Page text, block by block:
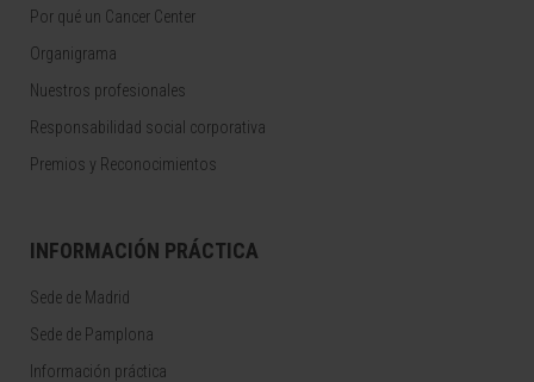
Por qué un Cancer Center
Organigrama
Nuestros profesionales
Responsabilidad social corporativa
Premios y Reconocimientos
INFORMACIÓN PRÁCTICA
Sede de Madrid
Sede de Pamplona
Información práctica